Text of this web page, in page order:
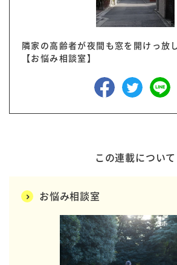
隣家の高齢者が夜間も窓を開けっ
【お悩み相談室】
この連載について
お悩み相談室